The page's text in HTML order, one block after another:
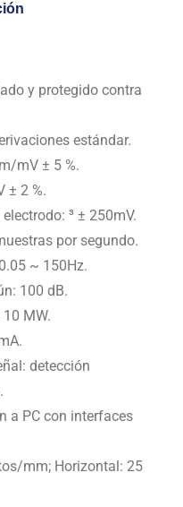
y protegido contra
estándar.
mV ± 5 %.
± 2 %.
³ ± 250mV.
por segundo.
~ 150Hz.
100 dB.
MW.
detección
a PC con interfaces
mm; Horizontal: 25